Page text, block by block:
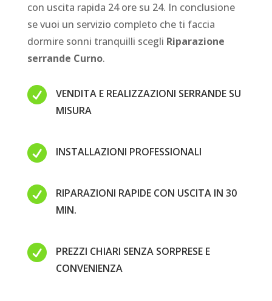
con uscita rapida 24 ore su 24. In conclusione
se vuoi un servizio completo che ti faccia
dormire sonni tranquilli scegli Riparazione
serrande Curno.

VENDITA E REALIZZAZIONI SERRANDE SU
MISURA
 INSTALLAZIONI PROFESSIONALI

RIPARAZIONI RAPIDE CON USCITA IN 30
MIN.

PREZZI CHIARI SENZA SORPRESE E
CONVENIENZA